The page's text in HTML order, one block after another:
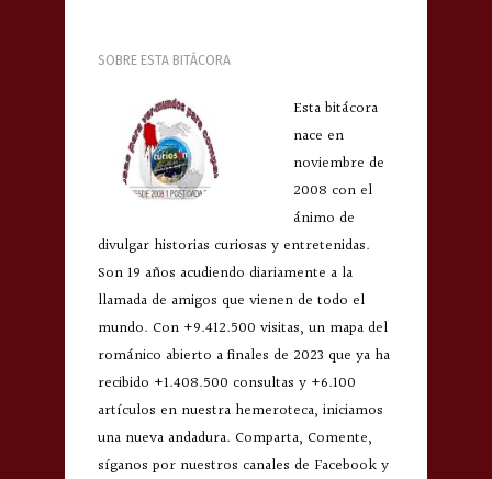
SOBRE ESTA BITÁCORA
Esta bitácora
nace en
noviembre de
2008 con el
ánimo de
divulgar historias curiosas y entretenidas.
Son 19 años acudiendo diariamente a la
llamada de amigos que vienen de todo el
mundo. Con +9.412.500 visitas, un mapa del
románico abierto a finales de 2023 que ya ha
recibido +1.408.500 consultas y +6.100
artículos en nuestra hemeroteca, iniciamos
una nueva andadura. Comparta, Comente,
síganos por nuestros canales de Facebook y